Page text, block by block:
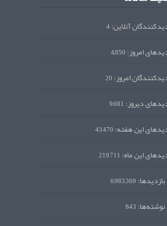
آنلاین:4
امروز:4,850
امروز:20
دیروز:9,681
این هفته:43,470
این ماه:219,711
6,983,369
843